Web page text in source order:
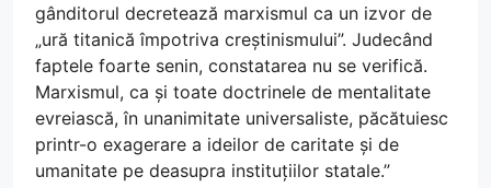
gânditorul decretează marxismul ca un izvor de
„ură titanică împotriva creștinismului”. Judecând
faptele foarte senin, constatarea nu se verifică.
Marxismul, ca și toate doctrinele de mentalitate
evreiască, în unanimitate universaliste, păcătuiesc
printr-o exagerare a ideilor de caritate și de
umanitate pe deasupra instituțiilor statale.”